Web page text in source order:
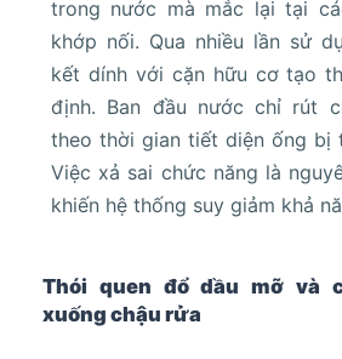
trong nước mà mắc lại tại
khớp nối. Qua nhiều lần sử
kết dính với cặn hữu cơ tạo
định. Ban đầu nước chỉ rút
theo thời gian tiết diện ống bị
Việc xả sai chức năng là
khiến hệ thống suy giảm khả
Thói quen đổ dầu mỡ và
xuống chậu rửa